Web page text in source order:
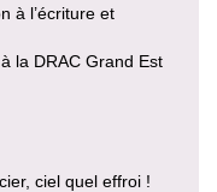
à l’écriture et
la DRAC Grand Est
ciel quel effroi !